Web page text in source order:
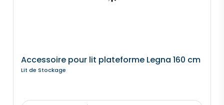
Accessoire pour lit plateforme Legna 160 cm
Lit de Stockage